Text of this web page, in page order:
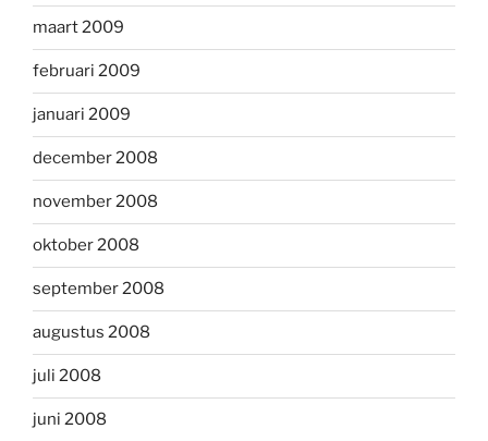
maart 2009
februari 2009
januari 2009
december 2008
november 2008
oktober 2008
september 2008
augustus 2008
juli 2008
juni 2008